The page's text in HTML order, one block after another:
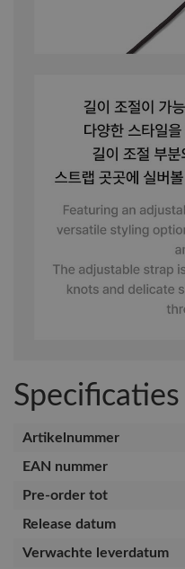
Specificaties
Artikelnummer
EAN nummer
Pre-order tot
Release datum
Verwachte leverdatum